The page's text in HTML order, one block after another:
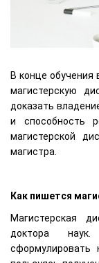
В конце
магистерскую
доказать
и способность
магистерской
магистра.
Как пишется
Магистерская
доктора